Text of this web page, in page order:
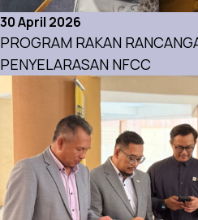
30 April 2026
PROGRAM RAKAN
PENYELARASAN NFCC